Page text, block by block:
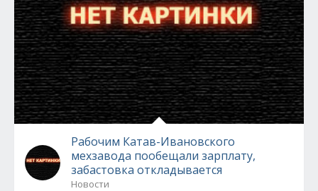
Рабочим Катав-Ивановского
мехзавода пообещали зарплату,
забастовка откладывается
Новости